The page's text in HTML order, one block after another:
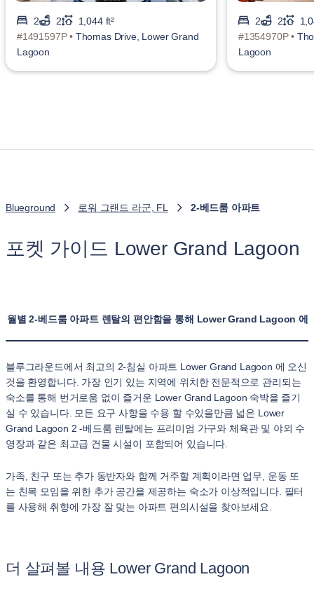
2 2
1,044 ft²
#1491597P • Thomas Drive, Lower Grand
Lagoon
2 2
#1354970P •
Lagoon
Blueground 로워 그랜드 라군, FL 2-베드룸 아파트
포켓 가이드 Lower Grand Lagoon
월별 2-베드룸 아파트 렌탈의 편안함을 통해 Lower Grand Lagoon 에
블루그라운드에서 최고의 2-침실 아파트 Lower Grand Lagoon 에 오신
것을 환영합니다. 가장 인기 있는 지역에 위치한 전문적으로 관리되는
숙소를 통해 번거로움 없이 즐거운 Lower Grand Lagoon 숙박을 즐기
실 수 있습니다. 모든 요구 사항을 수용 할 수있을만큼 넓은 Lower
Grand Lagoon 2 -베드룸 렌탈에는 프리미엄 가구와 체육관 및 야외 수
영장과 같은 최고급 건물 시설이 포함되어 있습니다.
가족, 친구 또는 추가 동반자와 함께 거주할 계획이라면 업무, 운동 또
는 친목 모임을 위한 추가 공간을 제공하는 숙소가 이상적입니다. 필터
를 사용해 취향에 가장 잘 맞는 아파트 편의시설을 찾아보세요.
더 살펴볼 내용 Lower Grand Lagoon